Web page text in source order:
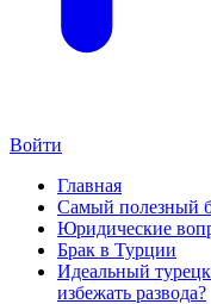
Войти
Главная
Самый полезный
Юридические
Брак в Турции
Идеальный
избежать развода?